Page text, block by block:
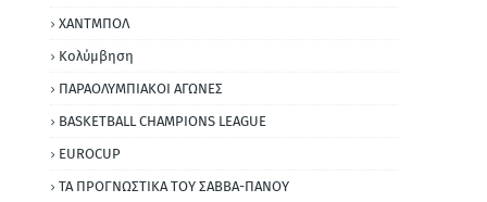
ΧΑΝΤΜΠΟΛ
Κολύμβηση
ΠΑΡΑΟΛΥΜΠΙΑΚΟΙ ΑΓΩΝΕΣ
BASKETBALL CHAMPIONS LEAGUE
EUROCUP
ΤΑ ΠΡΟΓΝΩΣΤΙΚΑ ΤΟΥ ΣΑΒΒΑ-ΠΑΝΟΥ